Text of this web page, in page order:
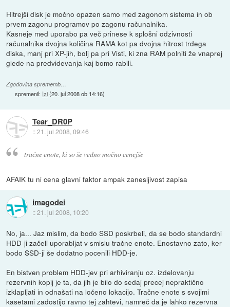
Hitrejši disk je močno opazen samo med zagonom sistema in ob
prvem zagonu programov po zagonu računalnika.
Kasneje med uporabo pa več prinese k splošni odzivnosti
računalnika dvojna količina RAMA kot pa dvojna hitrost trdega
diska, manj pri XP-jih, bolj pa pri Visti, ki zna RAM polniti že vnaprej
glede na predvidevanja kaj bomo rabili.
Zgodovina sprememb…
spremenil: Izi(20. jul 2008 ob 14:16)
Tear_DR0P
::21. jul 2008, 09:46
tračne enote, ki so še vedno močno cenejše
AFAIK tu ni cena glavni faktor ampak zanesljivost zapisa
imagodei
::21. jul 2008, 10:20
No, ja... Jaz mislim, da bodo SSD poskrbeli, da se bodo standardni
HDD-ji začeli uporabljat v smislu tračne enote. Enostavno zato, ker
bodo SSD-ji še dodatno pocenili HDD-je.
En bistven problem HDD-jev pri arhiviranju oz. izdelovanju
rezervnih kopij je ta, da jih je bilo do sedaj precej nepraktično
izklapljati in odnašati na ločeno lokacijo. Tračne enote s svojimi
kasetami zadostijo ravno tej zahtevi, namreč da je lahko rezervna